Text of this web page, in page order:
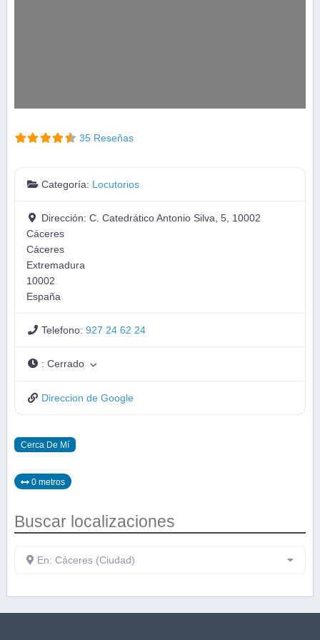
35 Reseñas
Categoría: Locutorios
Dirección:C. Catedrático Antonio Silva, 5, 10002
Cáceres
Cáceres
Extremadura
10002
España
Telefono:927 24 62 24
:Cerrado
Direccion de Google
Cerca De Mí
0 metros
Buscar localizaciones
En: Cáceres (Ciudad)